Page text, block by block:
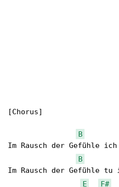
[Chorus]
B
Im Rausch der Gefühle
B
Im Rausch der Gefühle tu
E
F#